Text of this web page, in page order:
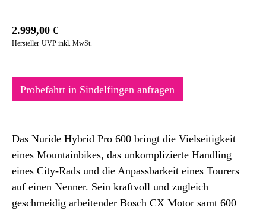
2.999,00 €
Hersteller-UVP inkl. MwSt.
Probefahrt in Sindelfingen anfragen
Das Nuride Hybrid Pro 600 bringt die Vielseitigkeit
eines Mountainbikes, das unkomplizierte Handling
eines City-Rads und die Anpassbarkeit eines Tourers
auf einen Nenner. Sein kraftvoll und zugleich
geschmeidig arbeitender Bosch CX Motor samt 600